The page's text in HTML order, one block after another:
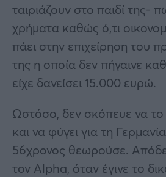
ταιριάζουν στο παιδί της-
χρήματα καθώς ό,τι
πάει στην επιχείρηση του
της η οποία δεν πήγαινε
είχε δανείσει 15.000 ευρώ.
Ωστόσο, δεν σκόπευε να το
και να φύγει για τη
56χρονος θεωρούσε.
τον Alpha, όταν έγινε το